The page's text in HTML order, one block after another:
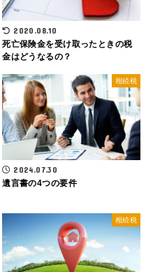
2020.08.10
死亡保険金を受け取ったときの税
金はどうなるの？
相続税
2024.07.30
遺言書の4つの要件
相続税